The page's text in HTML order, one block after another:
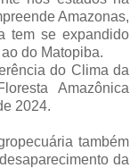
Amazonas,
tem se expandido
do Matopiba.
do Clima da
Amazônica
2024.
também
da